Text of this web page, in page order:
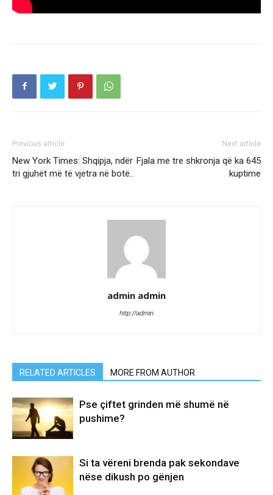
Previous article
New York Times: Shqipja, ndër
tri gjuhët më të vjetra në botë..
Next article
Fjala me tre shkronja që ka 645
kuptime
admin admin
http://admin
RELATED ARTICLES MORE FROM AUTHOR
Pse çiftet grinden më shumë në
pushime?
Si ta vëreni brenda pak sekondave
nëse dikush po gënjen